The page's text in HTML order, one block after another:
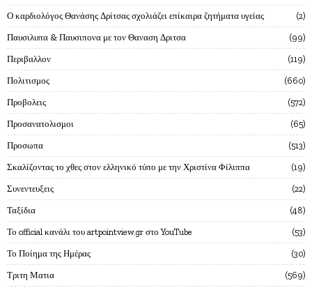
Ο καρδιολόγος Θανάσης Δρίτσας σχολιάζει επίκαιρα ζητήματα υγείας 2
Παυσιλυπα & Παυσιπονα με τον Θαναση Δριτσα 99
Περιβαλλον 119
Πολιτισμος 660
Προβολεις 572
Προσανατολισμοι 65
Προσωπα 513
Σκαλίζοντας το χθες στον ελληνικό τύπο με την Χριστίνα Φίλιππα 19
Συνεντευξεις 22
Ταξίδια 48
Το official κανάλι του artpointview.gr στο YouTube 53
Το Ποίημα της Ημέρας 30
Τριτη Ματια 569